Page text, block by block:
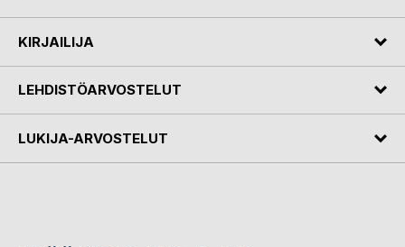
KIRJAILIJA
LEHDISTÖARVOSTELUT
LUKIJA-ARVOSTELUT